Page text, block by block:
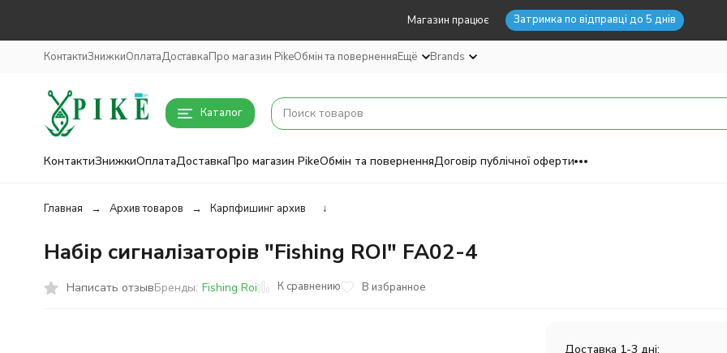
Магазин працює Затримка по відправці до 5 днів
КонтактиЗнижкиОплатаДоставкаПро магазин PikeОбмін та поверненняЕщё Brands
Каталог
КонтактиЗнижкиОплатаДоставкаПро магазин PikeОбмін та поверненняДоговір публічної оферти
Главная Архив товаров Карпфишинг архив ↓
Набір сигналізаторів "Fishing ROI" FA02-4
Написать отзывБренды: Fishing Roi К сравнению В избранное
Доставка 1-3 дні: